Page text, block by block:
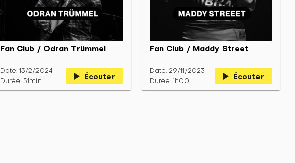
Fan Club / Odran Trümmel
Date: 13/2/2024
Durée: 51min
play_arrow Écouter
Fan Club / Maddy Street
Date: 29/11/2023
Durée: 1h00
play_arrow Écouter